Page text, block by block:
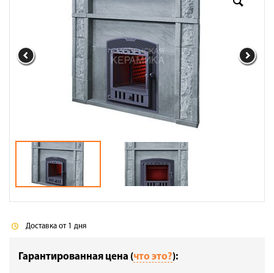
Сотрудничество
Галерея объектов
Доставка от 1 дня
Гарантированная цена (что это?):